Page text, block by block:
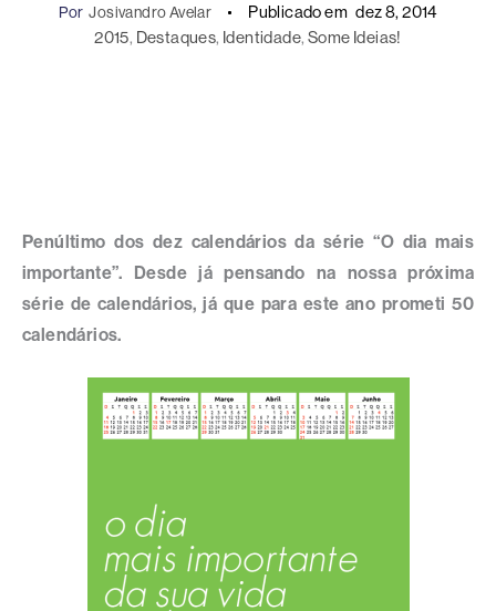
Por Josivandro Avelar Publicado em dez 8, 2014
2015, Destaques, Identidade, Some Ideias!
Penúltimo dos dez calendários da série “O dia mais
importante”. Desde já pensando na nossa próxima
série de calendários, já que para este ano prometi 50
calendários.